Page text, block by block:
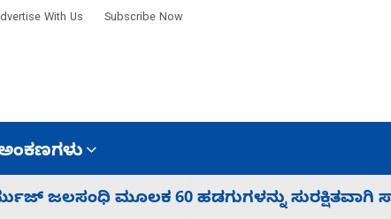
With Us Subscribe Now
ಕೊಡದಿದ್ದರೆ ಸದನ ನಡೆಸಲು ಬಿಡೆವು: ಛಲವಾದಿ